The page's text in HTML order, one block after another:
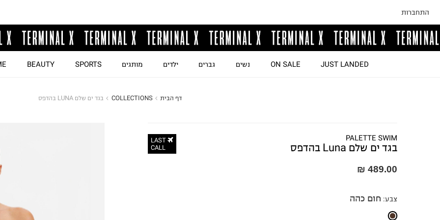
התחברות
JUST LANDED
ON SALE נשים גברים ילדים מותגים SPORTS
BEAUTY
דף הבית COLLECTIONS בגד ים שלם LUNA בהדפס
PALETTE SWIM
בגד ים שלם Luna בהדפס
LAST
CALL
489.00 ₪
צבע: חום כהה